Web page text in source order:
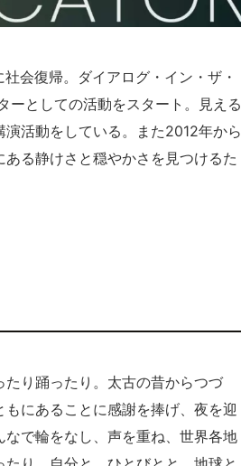
会復帰。ダイアログ・イン・ザ・
ーとしての活動をスタート。見える
活動をしている。また2012年から
る静けさと穏やかさを見つけるた
り踊ったり。太古の昔からつづ
にあることに感謝を捧げ、夜を迎
で輪をなし、声を重ね、世界各地